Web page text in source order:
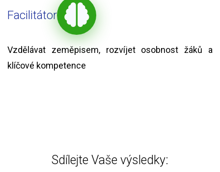
Facilitátor
Vzdělávat zeměpisem, rozvíjet osobnost žáků a
klíčové kompetence
Sdílejte Vaše výsledky: